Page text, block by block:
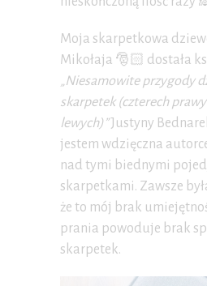
Moja skarpetkowa
Mikołaja 🎅🏻 dostała
„Niesamowite przygody
skarpetek (czterech
lewych)”Justyny
jestem wdzięczna
nad tymi biednymi
skarpetkami. Zawsze
że to mój brak
prania powoduje brak
skarpetek.